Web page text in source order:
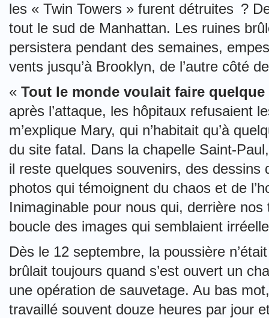
les « Twin Towers » furent détruites ?
tout le sud de Manhattan. Les ruines
persistera pendant des semaines,
vents jusqu’à Brooklyn, de l’autre côté
« Tout le monde voulait faire quelque
après l’attaque, les hôpitaux refusaient
m’explique Mary, qui n’habitait qu’à
du site fatal. Dans la chapelle Saint-
il reste quelques souvenirs, des dessins
photos qui témoignent du chaos et de
Inimaginable pour nous qui, derrière
boucle des images qui semblaient
Dès le 12 septembre, la poussière
brûlait toujours quand s’est ouvert un
une opération de sauvetage. Au bas
travaillé souvent douze heures par jour